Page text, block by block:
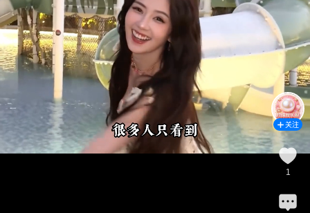
关注
1